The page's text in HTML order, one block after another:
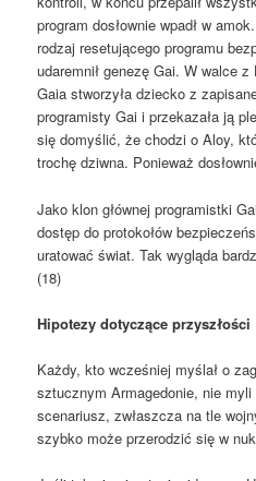
program dosłownie wpadł w
rodzaj resetującego programu
udaremnił genezę Gai. W walce
Gaia stworzyła dziecko z
programisty Gai i przekazała ją
się domyślić, że chodzi o Aloy,
trochę dziwna. Ponieważ
Jako klon głównej programistki
dostęp do protokołów
uratować świat. Tak wygląda
(18)
Hipotezy dotyczące przyszłości
Każdy, kto wcześniej myślał o
sztucznym Armagedonie, nie
scenariusz, zwłaszcza na tle
szybko może przerodzić się w